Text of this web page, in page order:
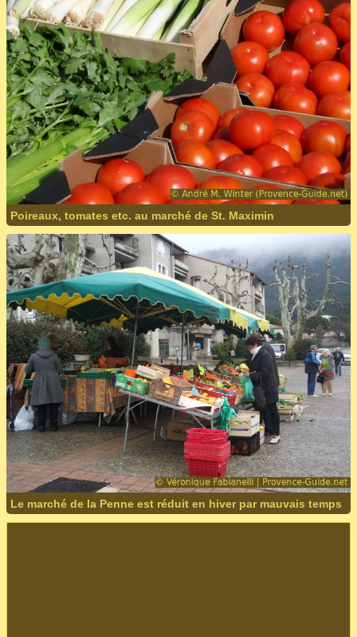
Poireaux, tomates etc. au marché de St. Maximin
Le marché de la Penne est réduit en hiver par mauvais temps